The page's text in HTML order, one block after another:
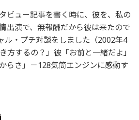
ビュー記事を書く時に、彼を、私の
出演で、無報酬だから彼は来たので
ル・プチ対談をしました（2002年4
するの？」彼「お前と一緒だよ」
らさ」－128気筒エンジンに感動す